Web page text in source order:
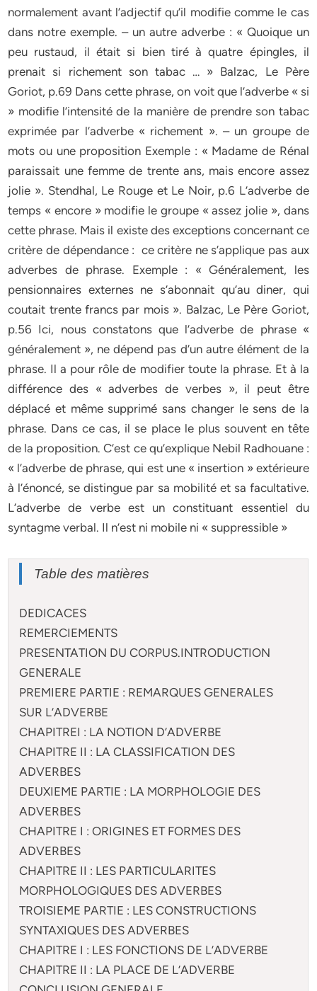
normalement avant l’adjectif qu’il modifie comme le cas
dans notre exemple. – un autre adverbe : « Quoique un
peu rustaud, il était si bien tiré à quatre épingles, il
prenait si richement son tabac … » Balzac, Le Père
Goriot, p.69 Dans cette phrase, on voit que l’adverbe « si
» modifie l’intensité de la manière de prendre son tabac
exprimée par l’adverbe « richement ». – un groupe de
mots ou une proposition Exemple : « Madame de Rénal
paraissait une femme de trente ans, mais encore assez
jolie ». Stendhal, Le Rouge et Le Noir, p.6 L’adverbe de
temps « encore » modifie le groupe « assez jolie », dans
cette phrase. Mais il existe des exceptions concernant ce
critère de dépendance : ce critère ne s’applique pas aux
adverbes de phrase. Exemple : « Généralement, les
pensionnaires externes ne s’abonnait qu’au diner, qui
coutait trente francs par mois ». Balzac, Le Père Goriot,
p.56 Ici, nous constatons que l’adverbe de phrase «
généralement », ne dépend pas d’un autre élément de la
phrase. Il a pour rôle de modifier toute la phrase. Et à la
différence des « adverbes de verbes », il peut être
déplacé et même supprimé sans changer le sens de la
phrase. Dans ce cas, il se place le plus souvent en tête
de la proposition. C’est ce qu’explique Nebil Radhouane :
« l’adverbe de phrase, qui est une « insertion » extérieure
à l’énoncé, se distingue par sa mobilité et sa facultative.
L’adverbe de verbe est un constituant essentiel du
syntagme verbal. Il n’est ni mobile ni « suppressible »
Table des matières
DEDICACES
REMERCIEMENTS
PRESENTATION DU CORPUS.INTRODUCTION
GENERALE
PREMIERE PARTIE : REMARQUES GENERALES
SUR L’ADVERBE
CHAPITREI : LA NOTION D’ADVERBE
CHAPITRE II : LA CLASSIFICATION DES
ADVERBES
DEUXIEME PARTIE : LA MORPHOLOGIE DES
ADVERBES
CHAPITRE I : ORIGINES ET FORMES DES
ADVERBES
CHAPITRE II : LES PARTICULARITES
MORPHOLOGIQUES DES ADVERBES
TROISIEME PARTIE : LES CONSTRUCTIONS
SYNTAXIQUES DES ADVERBES
CHAPITRE I : LES FONCTIONS DE L’ADVERBE
CHAPITRE II : LA PLACE DE L’ADVERBE